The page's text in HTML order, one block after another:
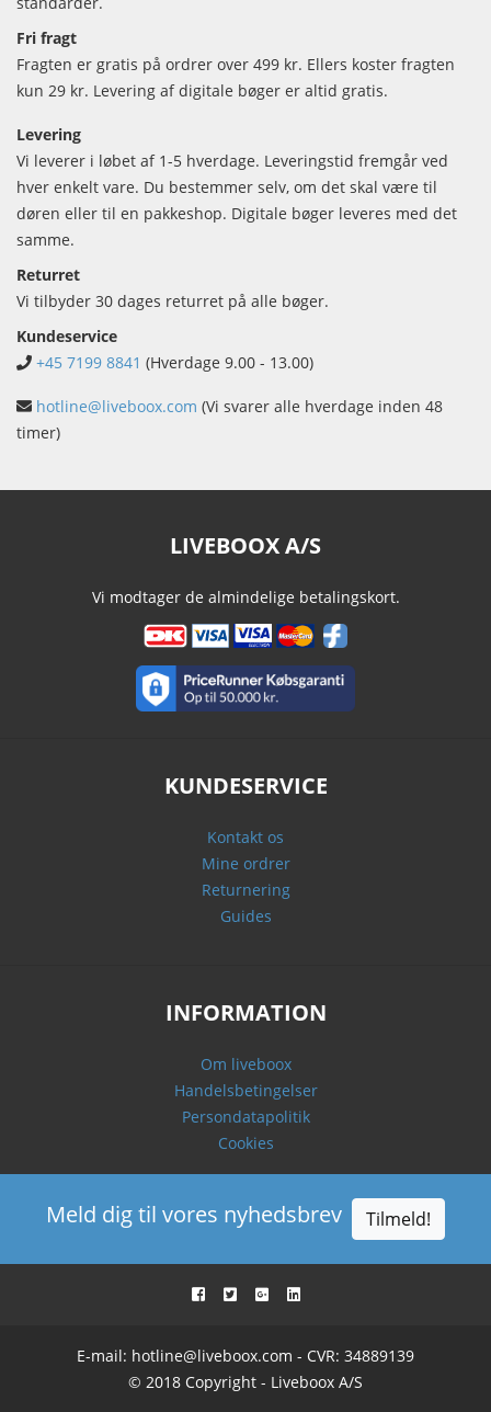
Fri fragt
Fragten er gratis på ordrer over 499 kr. Ellers koster fragten
kun 29 kr. Levering af digitale bøger er altid gratis.
Levering
Vi leverer i løbet af 1-5 hverdage. Leveringstid fremgår ved
hver enkelt vare. Du bestemmer selv, om det skal være til
døren eller til en pakkeshop. Digitale bøger leveres med det
samme.
Returret
Vi tilbyder 30 dages returret på alle bøger.
Kundeservice
+45 7199 8841 (Hverdage 9.00 - 13.00)
hotline@liveboox.com (Vi svarer alle hverdage inden 48
timer)
LIVEBOOX A/S
Vi modtager de almindelige betalingskort.
KUNDESERVICE
Kontakt os
Mine ordrer
Returnering
Guides
INFORMATION
Om liveboox
Handelsbetingelser
Persondatapolitik
Cookies
Meld dig til vores nyhedsbrev Tilmeld!
E-mail: hotline@liveboox.com - CVR: 34889139
© 2018 Copyright - Liveboox A/S